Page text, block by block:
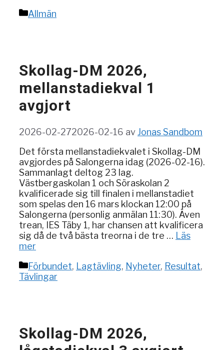
Kategorier
Allmän
Skollag-DM 2026,
mellanstadiekval 1
avgjort
2026-02-272026-02-16 avJonas Sandbom
Det första mellanstadiekvalet i Skollag-DM
avgjordes på Salongerna idag (2026-02-16).
Sammanlagt deltog 23 lag.
Västbergaskolan 1 och Söraskolan 2
kvalificerade sig till finalen i mellanstadiet
som spelas den 16 mars klockan 12:00 på
Salongerna (personlig anmälan 11:30). Även
trean, IES Täby 1, har chansen att kvalificera
sig då de två bästa treorna i de tre … Läs
mer
Kategorier
Förbundet, Lagtävling, Nyheter, Resultat,
Tävlingar
Skollag-DM 2026,